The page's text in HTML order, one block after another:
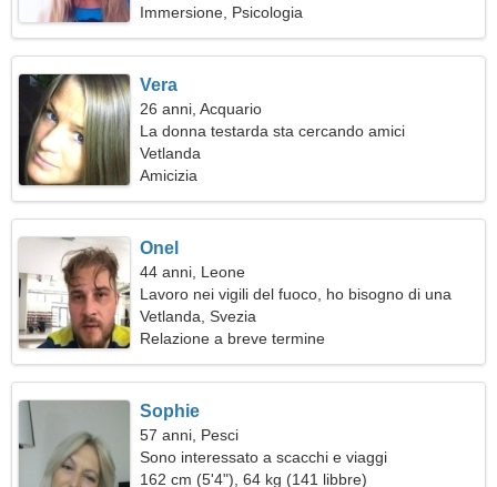
Immersione, Psicologia
Vera
26 anni, Acquario
La donna testarda sta cercando amici
Vetlanda
Amicizia
Onel
44 anni, Leone
Lavoro nei vigili del fuoco, ho bisogno di una
donna esperta
Vetlanda, Svezia
Relazione a breve termine
Sophie
57 anni, Pesci
Sono interessato a scacchi e viaggi
162 cm (5'4"), 64 kg (141 libbre)